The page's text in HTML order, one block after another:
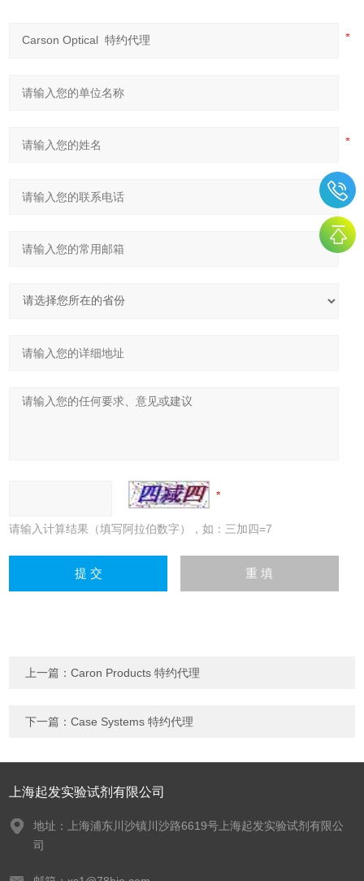
请输入计算结果（填写阿拉伯数字），如：三加四=7
上一篇：Caron Products 特约代理
下一篇：Case Systems 特约代理
上海起发实验试剂有限公司
地址：上海浦东川沙镇川沙路6619号上海起发实验试剂有限公
司